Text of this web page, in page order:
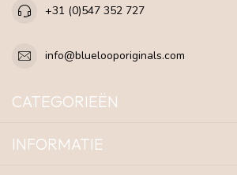
+31 (0)547 352 727
info@bluelooporiginals.com
CATEGORIEËN
INFORMATIE